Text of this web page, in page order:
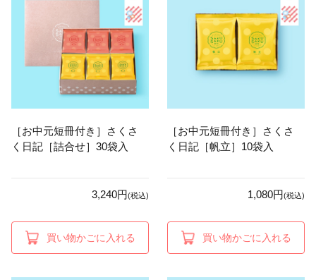
［お中元短冊付き］さくさ
く日記［詰合せ］30袋入
3,240円(税込)
買い物かごに入れる
［お中元短冊付き］さくさ
く日記［帆立］10袋入
1,080円(税込)
買い物かごに入れる